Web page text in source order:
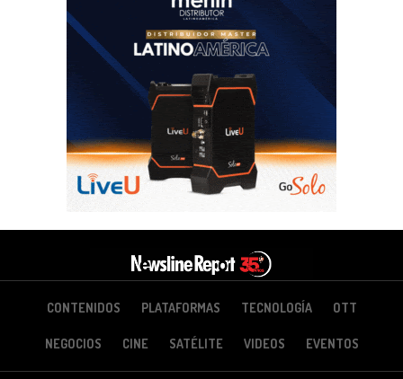
CONTENIDOS PLATAFORMAS TECNOLOGÍA OTT
NEGOCIOS CINE SATÉLITE VIDEOS EVENTOS